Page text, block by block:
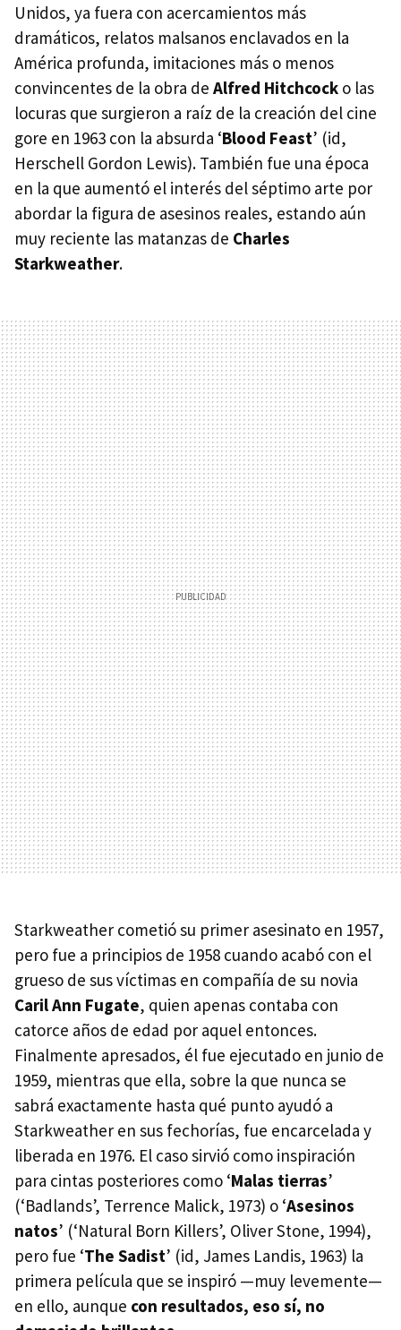
Unidos, ya fuera con acercamientos más
dramáticos, relatos malsanos enclavados en la
América profunda, imitaciones más o menos
convincentes de la obra de Alfred Hitchcock o las
locuras que surgieron a raíz de la creación del cine
gore en 1963 con la absurda ‘Blood Feast’ (id,
Herschell Gordon Lewis). También fue una época
en la que aumentó el interés del séptimo arte por
abordar la figura de asesinos reales, estando aún
muy reciente las matanzas de Charles
Starkweather.
Starkweather cometió su primer asesinato en 1957,
pero fue a principios de 1958 cuando acabó con el
grueso de sus víctimas en compañía de su novia
Caril Ann Fugate, quien apenas contaba con
catorce años de edad por aquel entonces.
Finalmente apresados, él fue ejecutado en junio de
1959, mientras que ella, sobre la que nunca se
sabrá exactamente hasta qué punto ayudó a
Starkweather en sus fechorías, fue encarcelada y
liberada en 1976. El caso sirvió como inspiración
para cintas posteriores como ‘Malas tierras’
(‘Badlands’, Terrence Malick, 1973) o ‘Asesinos
natos’ (‘Natural Born Killers’, Oliver Stone, 1994),
pero fue ‘The Sadist’ (id, James Landis, 1963) la
primera película que se inspiró —muy levemente—
en ello, aunque con resultados, eso sí, no